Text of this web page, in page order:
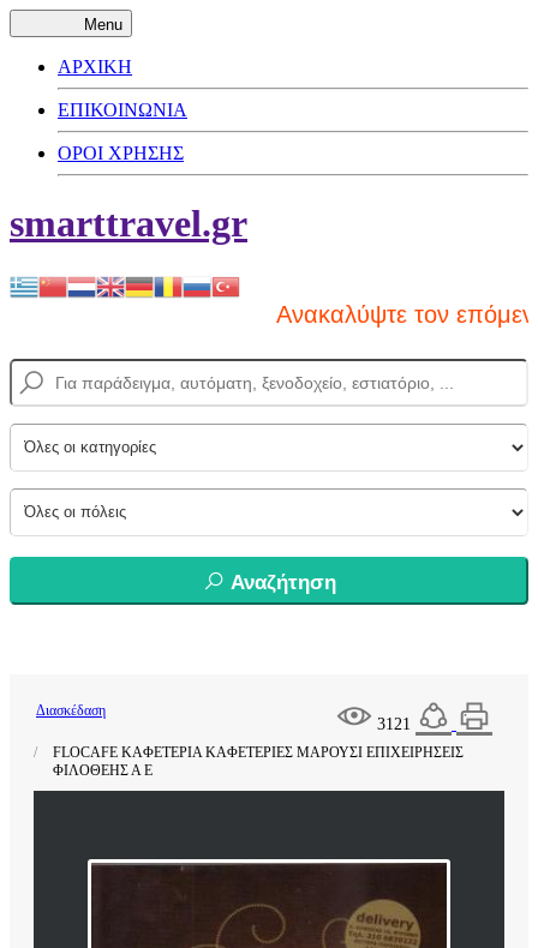
Menu
ΑΡΧΙΚΗ
ΕΠΙΚΟΙΝΩΝΙΑ
ΟΡΟΙ ΧΡΗΣΗΣ
smarttravel.gr
Ανακαλύψτε τον
Αναζήτηση
3121
Διασκέδαση
FLOCAFE ΚΑΦΕΤΕΡΙΑ ΚΑΦΕΤΕΡΙΕΣ ΜΑΡΟΥΣΙ ΕΠΙΧΕΙΡΗΣΕΙΣ
ΦΙΛΟΘΕΗΣ Α Ε